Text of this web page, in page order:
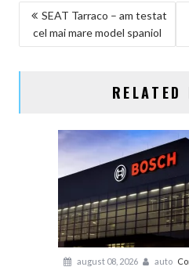
NAVIGARE
ÎN
SEAT Tarraco – am testat
cel mai mare model spaniol
RELATED
august 08, 2026 auto